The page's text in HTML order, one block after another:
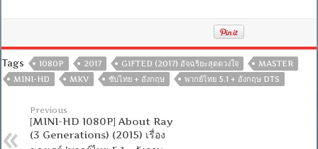
Tags 1080P 2017 GIFTED (2017) อัจฉริยะสุดดวงใจ
MASTER
MINI-HD
MKV ซับไทย + อังกฤษ พากย์ไทย 5.1 + อังกฤษ DTS
Previous
[MINI-HD 1080P] About Ray
(3 Generations) (2015) เรื่อง